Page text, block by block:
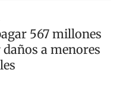
567 millones
a menores